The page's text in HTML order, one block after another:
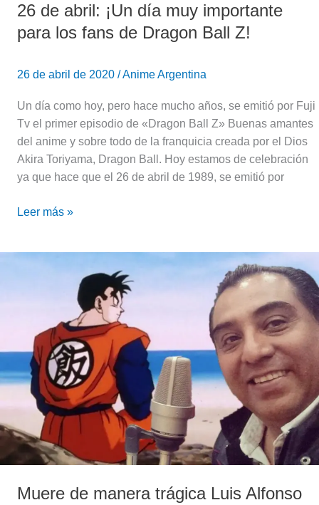
26 de abril: ¡Un día muy importante
para los fans de Dragon Ball Z!
26 de abril de 2020 /Anime Argentina
Un día como hoy, pero hace mucho años, se emitió por Fuji
Tv el primer episodio de «Dragon Ball Z» Buenas amantes
del anime y sobre todo de la franquicia creada por el Dios
Akira Toriyama, Dragon Ball. Hoy estamos de celebración
ya que hace que el 26 de abril de 1989, se emitió por
de
Dragon
Ball
Leer más »
Muere de manera trágica Luis Alfonso
Muere
Luis
Alfonso
Mendoza